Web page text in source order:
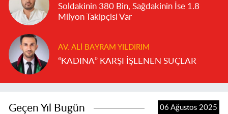
Soldakinin 380 Bin, Sağdakinin İse 1.8
Milyon Takipçisi Var
AV. ALI BAYRAM YILDIRIM
“KADINA” KARŞI İŞLENEN SUÇLAR
Geçen Yıl Bugün 06 Ağustos 2025